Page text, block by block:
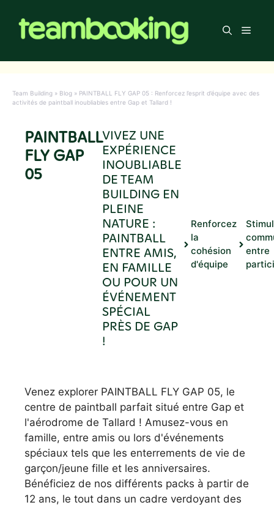
contenu
Menu
Team Building » Blog » PAINTBALL FLY GAP 05 : Renforcez l’esprit d’équipe avec des
activités de paintball inoubliables entre Gap et Tallard !
PAINTBALL
FLY GAP
05
VIVEZ UNE
EXPÉRIENCE
INOUBLIABLE
DE TEAM
BUILDING EN
PLEINE
NATURE :
PAINTBALL
ENTRE AMIS,
EN FAMILLE
OU POUR UN
ÉVÉNEMENT
SPÉCIAL
PRÈS DE GAP
!
Renforcez
la
cohésion
d'équipe
entre
Venez explorer PAINTBALL FLY GAP 05, le
centre de paintball parfait situé entre Gap et
l'aérodrome de Tallard ! Amusez-vous en
famille, entre amis ou lors d'événements
spéciaux tels que les enterrements de vie de
garçon/jeune fille et les anniversaires.
Bénéficiez de nos différents packs à partir de
12 ans, le tout dans un cadre verdoyant des